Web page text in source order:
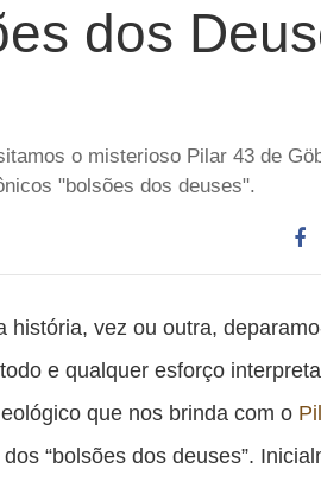
dos
o misterioso Pilar 43 de
"bolsões dos deuses".
história, vez ou outra,
e qualquer esforço
que nos brinda com o
“bolsões dos deuses”.